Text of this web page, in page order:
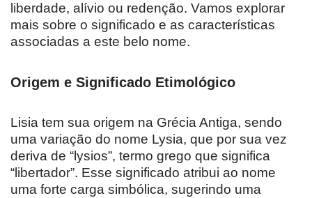
liberdade, alívio ou redenção. Vamos explorar
mais sobre o significado e as características
associadas a este belo nome.
Origem e Significado Etimológico
Lisia tem sua origem na Grécia Antiga, sendo
uma variação do nome Lysia, que por sua vez
deriva de “lysios”, termo grego que significa
“libertador”. Esse significado atribui ao nome
uma forte carga simbólica, sugerindo uma